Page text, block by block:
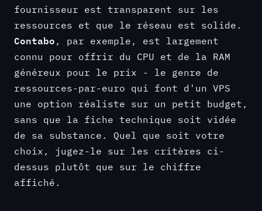
fournisseur est transparent sur les
ressources et que le réseau est solide.
Contabo , par exemple, est largement
connu pour offrir du CPU et de la RAM
généreux pour le prix - le genre de
ressources-par-euro qui font d'un VPS
une option réaliste sur un petit budget,
sans que la fiche technique soit vidée
de sa substance. Quel que soit votre
choix, jugez-le sur les critères ci-
dessus plutôt que sur le chiffre
affiché.